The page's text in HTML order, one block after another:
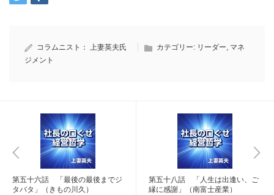
コラムニスト： 上妻英夫氏 カテゴリー: リーダー, マネ
ジメント
第五十六話 「最後の最後までジ
タバタ」（きもの川久）
第五十八話 「人生は出逢い、ご
縁に感謝」（南富士産業）